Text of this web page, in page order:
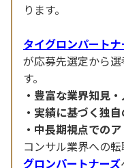
ります。
タイグロンパートナ
が応募先選定から
す。
豊富な業界知見
実績に基づく独
中長期視点での
コンサル業界への
グロンパートナーズ